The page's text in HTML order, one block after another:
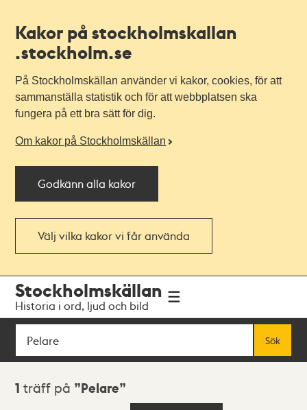
Kakor på stockholmskallan
.stockholm.se
På Stockholmskällan använder vi kakor, cookies, för att
sammanställa statistik och för att webbplatsen ska
fungera på ett bra sätt för dig.
Om kakor på Stockholmskällan
Godkänn alla kakor
Välj vilka kakor vi får använda
navigationen
huvudinnehållet
Stockholmskällan
Historia i ord, ljud och bild
Sök
Sök
Sökresultat
1 träff på Pelare